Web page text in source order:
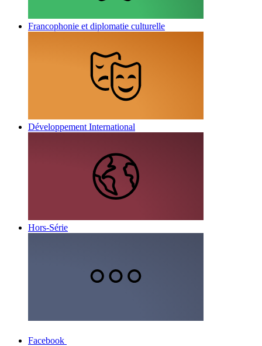
Francophonie et diplomatie culturelle
Développement International
Hors-Série
Facebook